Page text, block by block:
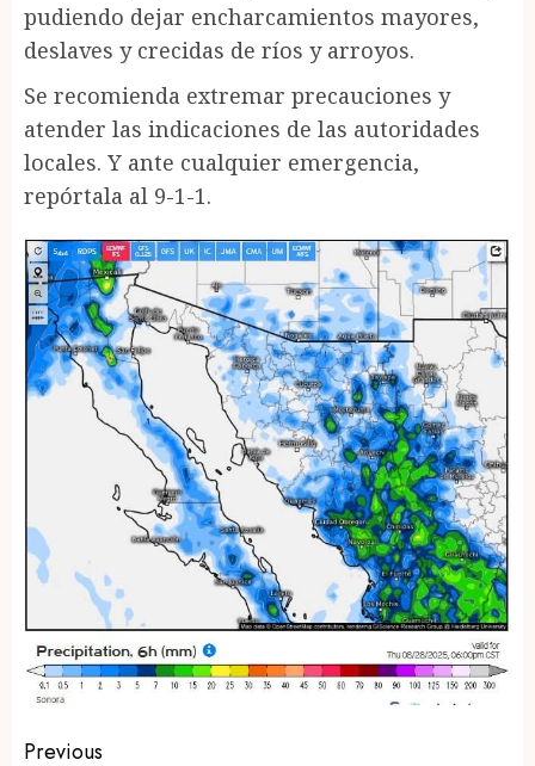
pudiendo dejar encharcamientos mayores,
deslaves y crecidas de ríos y arroyos.
Se recomienda extremar precauciones y
atender las indicaciones de las autoridades
locales. Y ante cualquier emergencia,
repórtala al 9-1-1.
Previous